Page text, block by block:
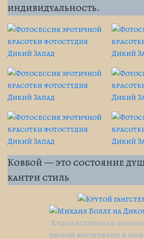
индивидуальность.
Ковбой — это состояние
кантри стиль
Художественная
любой фотографии в